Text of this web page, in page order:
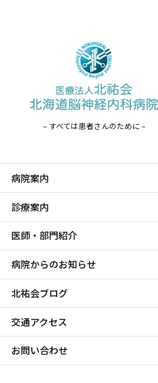
– すべては患者さんのために –
病院案内
診療案内
医師・部門紹介
病院からのお知らせ
北祐会ブログ
交通アクセス
お問い合わせ